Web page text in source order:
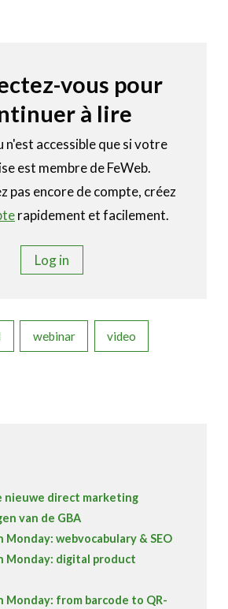
vous pour
à lire
n'est accessible que si votre
est membre de FeWeb.
pas encore de compte, créez
rapidement et facilement.
Log in
webinar video
nieuwe direct marketing
van de GBA
Monday: webvocabulary & SEO
Monday: digital product
Monday: from barcode to QR-